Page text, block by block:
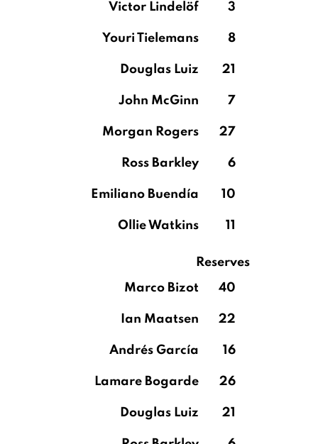
Victor Lindelöf 3
Youri Tielemans 8
Douglas Luiz 21
John McGinn 7
Morgan Rogers 27
Ross Barkley 6
Emiliano Buendía 10
Ollie Watkins 11
Reserves
Marco Bizot
40
Ian Maatsen 22
Andrés García 16
Lamare Bogarde 26
Douglas Luiz 21